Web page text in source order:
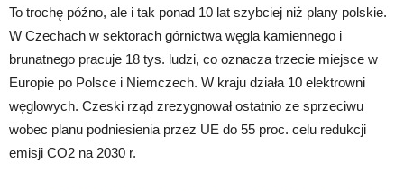
To trochę późno, ale i tak ponad 10 lat szybciej niż plany polskie.
W Czechach w sektorach górnictwa węgla kamiennego i
brunatnego pracuje 18 tys. ludzi, co oznacza trzecie miejsce w
Europie po Polsce i Niemczech. W kraju działa 10 elektrowni
węglowych. Czeski rząd zrezygnował ostatnio ze sprzeciwu
wobec planu podniesienia przez UE do 55 proc. celu redukcji
emisji CO2 na 2030 r.